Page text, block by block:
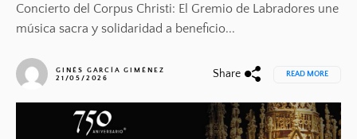
Concierto del Corpus Christi: El Gremio de Labradores une
música sacra y solidaridad a beneficio...
GINÉS GARCÍA GIMÉNEZ
21/05/2026
Share READ MORE